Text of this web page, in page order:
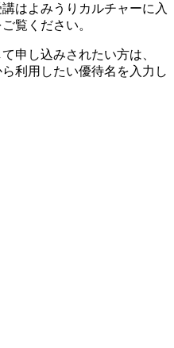
はよみうりカルチャーに入
ご覧ください。
申し込みされたい方は、
利用したい優待名を入力し